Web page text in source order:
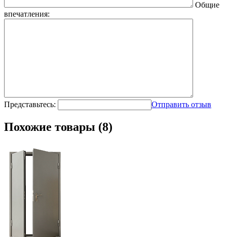
Общие
впечатления:
Представьтесь: Отправить отзыв
Похожие товары (8)